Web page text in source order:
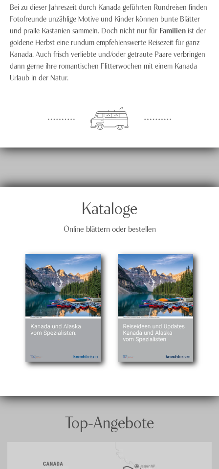
Bei zu dieser Jahreszeit durch Kanada geführten Rundreisen finden
Fotofreunde unzählige Motive und Kinder können bunte Blätter
und pralle Kastanien sammeln. Doch nicht nur für Familien ist der
goldene Herbst eine rundum empfehlenswerte Reisezeit für ganz
Kanada. Auch frisch verliebte und/oder getraute Paare verbringen
dann gerne ihre romantischen Flitterwochen mit einem Kanada
Urlaub in der Natur.
Kataloge
Online blättern oder bestellen
Top-Angebote